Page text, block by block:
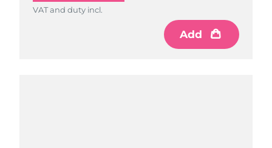
VAT and duty incl.
Add